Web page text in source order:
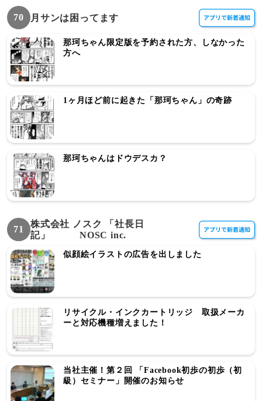
70 月サンは困ってます
那珂ちゃん限定版を予約された方、しなかった
方へ
1ヶ月ほど前に起きた「那珂ちゃん」の奇跡
那珂ちゃんはドウデスカ？
71
株式会社 ノスク 「社長日
記」 NOSC inc.
似顔絵イラストの広告を出しました
リサイクル・インクカートリッジ 取扱メーカ
ーと対応機種増えました！
当社主催！第２回 「Facebook初歩の初歩（初
級）セミナー」開催のお知らせ